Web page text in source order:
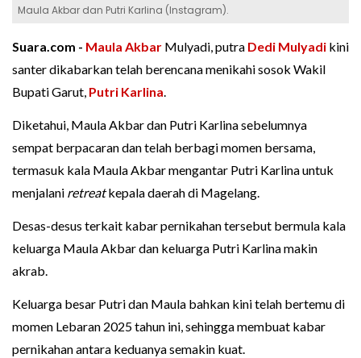
Maula Akbar dan Putri Karlina (Instagram).
Suara.com - Maula Akbar Mulyadi, putra Dedi Mulyadi kini
santer dikabarkan telah berencana menikahi sosok Wakil
Bupati Garut, Putri Karlina.
Diketahui, Maula Akbar dan Putri Karlina sebelumnya
sempat berpacaran dan telah berbagi momen bersama,
termasuk kala Maula Akbar mengantar Putri Karlina untuk
menjalani retreatkepala daerah di Magelang.
Desas-desus terkait kabar pernikahan tersebut bermula kala
keluarga Maula Akbar dan keluarga Putri Karlina makin
akrab.
Keluarga besar Putri dan Maula bahkan kini telah bertemu di
momen Lebaran 2025 tahun ini, sehingga membuat kabar
pernikahan antara keduanya semakin kuat.